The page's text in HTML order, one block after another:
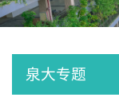
泉大专题